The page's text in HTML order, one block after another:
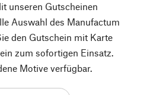
unseren Gutscheinen
Auswahl des Manufactum
den Gutschein mit Karte
zum sofortigen Einsatz.
Motive verfügbar.